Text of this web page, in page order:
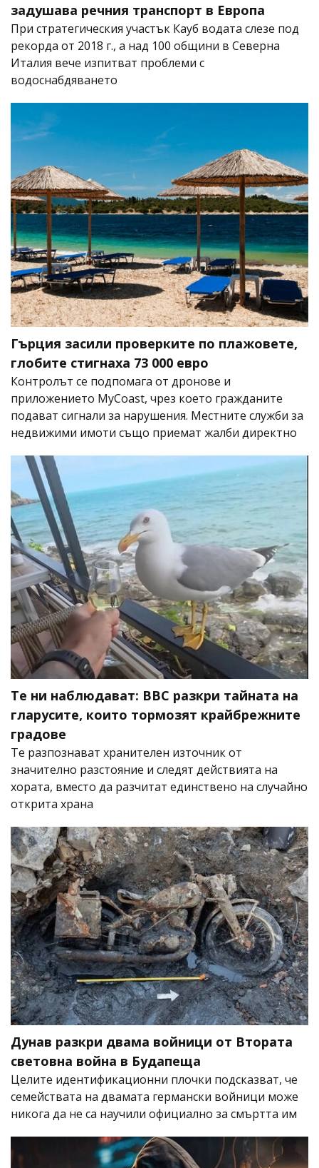
задушава речния транспорт в Европа
При стратегическия участък Кауб водата слезе под
рекорда от 2018 г., а над 100 общини в Северна
Италия вече изпитват проблеми с
водоснабдяването
Гърция засили проверките по плажовете,
глобите стигнаха 73 000 евро
Контролът се подпомага от дронове и
приложението MyCoast, чрез което гражданите
подават сигнали за нарушения. Местните служби за
недвижими имоти също приемат жалби директно
Те ни наблюдават: BBC разкри тайната на
гларусите, които тормозят крайбрежните
градове
Те разпознават хранителен източник от
значително разстояние и следят действията на
хората, вместо да разчитат единствено на случайно
открита храна
Дунав разкри двама войници от Втората
световна война в Будапеща
Целите идентификационни плочки подсказват, че
семействата на двамата германски войници може
никога да не са научили официално за смъртта им